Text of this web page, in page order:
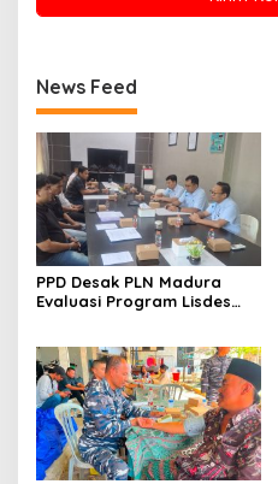
News Feed
PPD Desak PLN Madura
Evaluasi Program Lisdes